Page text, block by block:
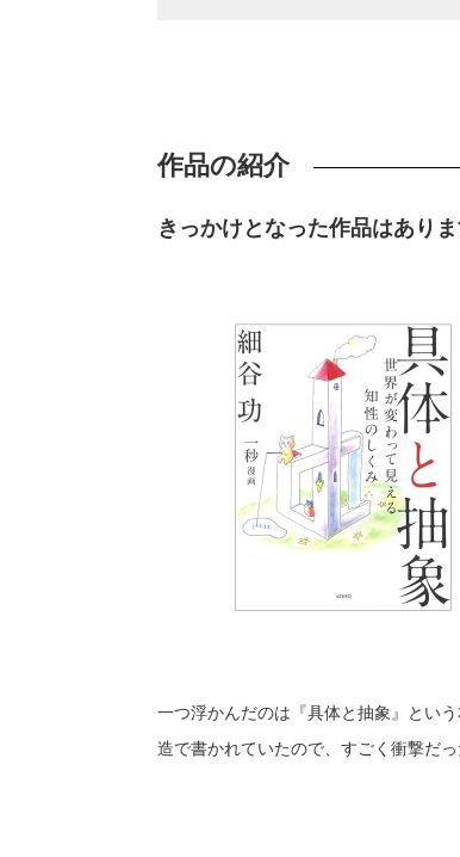
作品の紹介
きっかけとなった作品はありま
一つ浮かんだのは『具体と抽象』とい
造で書かれていたので、すごく衝撃だっ